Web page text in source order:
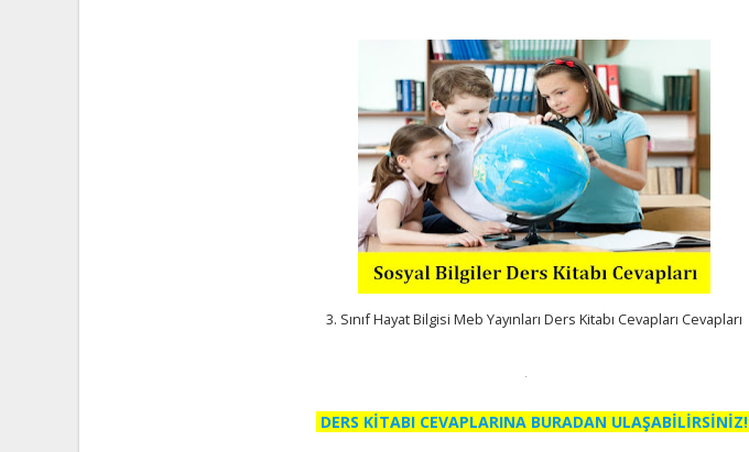
3. Sınıf Hayat Bilgisi Meb Yayınları Ders Kitabı Cevapları Cevapları
DERS KİTABI CEVAPLARINA BURADAN ULAŞABİLİRSİNİZ!